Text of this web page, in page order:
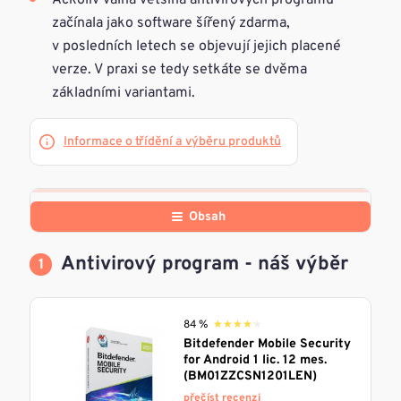
začínala jako software šířený zdarma,
v posledních letech se objevují jejich placené
verze. V praxi se tedy setkáte se dvěma
základními variantami.
Informace o třídění a výběru produktů
Obsah
Antivirový program - náš výběr
84 % ★★★★★
★★★★★
Bitdefender Mobile Security
for Android 1 lic. 12 mes.
(BM01ZZCSN1201LEN)